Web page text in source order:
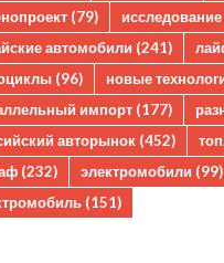
(79) исследование
автомобили (241)
(96) новые
импорт (177)
авторынок (452)
(232) электромобили (99)
(151)